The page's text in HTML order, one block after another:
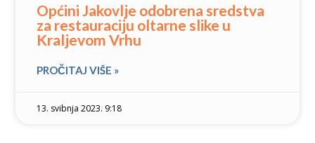
Općini Jakovlje odobrena sredstva
za restauraciju oltarne slike u
Kraljevom Vrhu
PROČITAJ VIŠE »
13. svibnja 2023. 9:18